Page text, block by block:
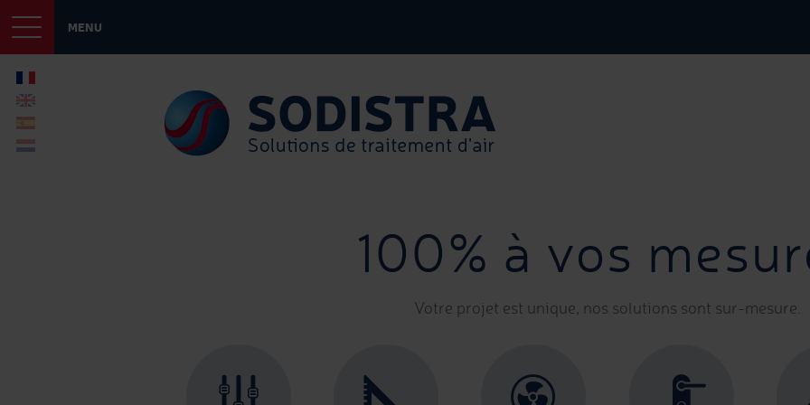
MENU
100% à vos
Votre projet est unique, nos solutions sont sur-mesure.